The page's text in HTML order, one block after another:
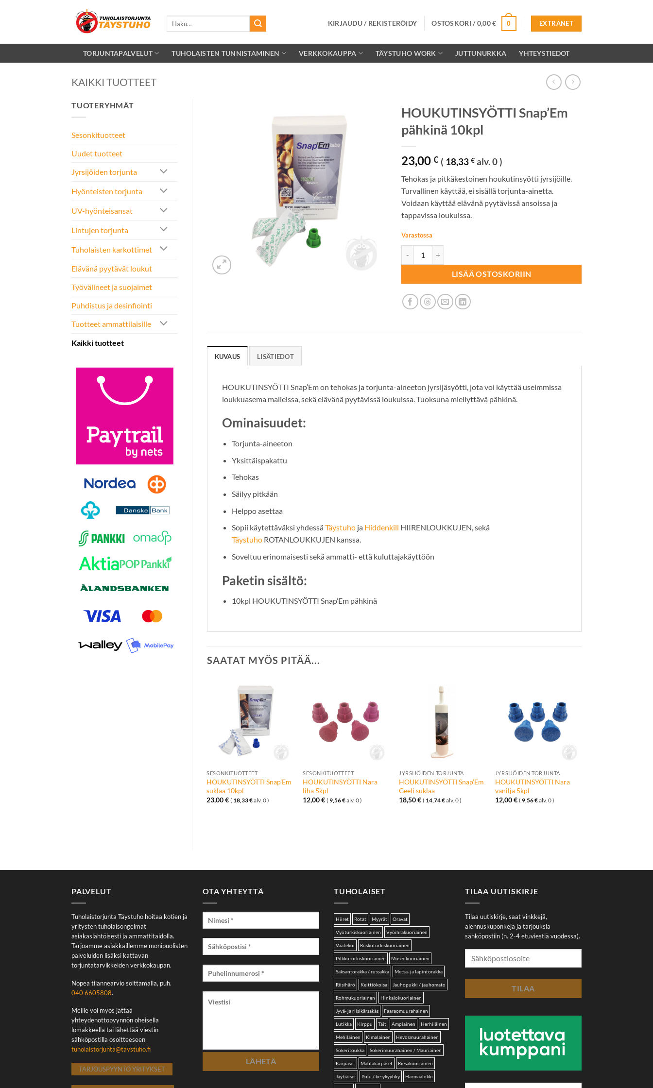
KIRJAUDU / REKISTERÖIDY OSTOSKORI /0,00€ 0 EXTRANET
TORJUNTAPALVELUT TUHOLAISTEN TUNNISTAMINEN VERKKOKAUPPA TÄYSTUHO WORK JUTTUNURKKA YHTEYSTIEDOT
KAIKKI TUOTTEET
TUOTERYHMÄT
Sesonkituotteet
Uudet tuotteet
Jyrsijöiden torjunta
Hyönteisten torjunta
UV-hyönteisansat
Lintujen torjunta
Tuholaisten karkottimet
Elävänä pyytävät loukut
Työvälineet ja suojaimet
Puhdistus ja desinfiointi
Tuotteet ammattilaisille
Kaikki tuotteet
HOUKUTINSYÖTTI Snap’Em
pähkinä 10kpl
23,00€ ( 18,33€ alv. 0 )
Tehokas ja pitkäkestoinen houkutinsyötti jyrsijöille.
Turvallinen käyttää, ei sisällä torjunta-ainetta.
Voidaan käyttää elävänä pyytävissä ansoissa ja
tappavissa loukuissa.
Varastossa
LISÄÄ OSTOSKORIIN
KUVAUS LISÄTIEDOT
HOUKUTINSYÖTTI Snap’Em on tehokas ja torjunta-aineeton jyrsijäsyötti, jota voi käyttää useimmissa
loukkuasema malleissa, sekä elävänä pyytävissä loukuissa. Tuoksuna miellyttävä pähkinä.
Ominaisuudet:
Torjunta-aineeton
Yksittäispakattu
Tehokas
Säilyy pitkään
Helppo asettaa
Sopii käytettäväksi yhdessäTäystuho ja Hiddenkill HIIRENLOUKKUJEN, sekä
Täystuho ROTANLOUKKUJEN kanssa.
Soveltuu erinomaisesti sekä ammatti- että kuluttajakäyttöön
Paketin sisältö:
10kpl HOUKUTINSYÖTTI Snap’Em pähkinä
SAATAT MYÖS PITÄÄ...
Lisää
toivelistalle
SESONKITUOTTEET
HOUKUTINSYÖTTI Snap’Em
suklaa 10kpl
23,00€ ( 18,33€alv. 0 )
Lisää
toivelistalle
SESONKITUOTTEET
HOUKUTINSYÖTTI Nara
liha 5kpl
12,00€ (9,56€alv. 0 )
JYRSIJÖIDEN TORJUNTA
HOUKUTINSYÖTTI Snap’Em
Geeli suklaa
18,50€ ( 14,74€alv. 0 )
Lisää
toivelistalle
JYRSIJÖIDEN TORJUNTA
HOUKUTINSYÖTTI Nara
vanilja 5kpl
12,00€ ( 9,56€alv. 0 )
PALVELUT
Tuholaistorjunta Täystuho hoitaa kotien ja
yritysten tuholaisongelmat
asiakaslähtöisesti ja ammattitaidolla.
Tarjoamme asiakkaillemme monipuolisten
palveluiden lisäksi kattavan
torjuntatarvikkeiden verkkokaupan.
Nopea tilannearvio soittamalla, puh.
040 6605808.
Meille voi myös jättää
yhteydenottopyynnön oheisella
lomakkeella tai lähettää viestin
sähköpostilla osoitteeseen
tuholaistorjunta@taystuho.fi
TARJOUSPYYNTÖ YRITYKSET
OTA YHTEYTTÄ TUHOLAISET
Hiiret Rotat Myyrät Oravat
Vyöturkiskuoriainen Vyöihrakuoriainen
Vaatekoi Ruskoturkiskuoriainen
Pilkkuturkiskuoriainen Museokuoriainen
Saksantorakka / russakka Metsa- ja lapintorakka
Riisihärö Keittiökoisa Jauhopukki / jauhomato
Rohmukuoriainen Hinkalokuoriainen
Jyvä- ja riisikärsäkäs Faaraomuurahainen
Lutikka Kirppu Täit Ampiainen Herhiläinen
Mehiläinen Kimalainen Hevosmuurahainen
Sokeritoukka Sokerimuurahainen / Mauriainen
Kärpäset Mahlakärpäset Riesakuoriainen
Jäytiäiset Pulu / kesykyyhky Harmaalokki
TILAA UUTISKIRJE
Tilaa uutiskirje, saat vinkkejä,
alennuskuponkeja ja tarjouksia
sähköpostiin (n. 2-4 etuviestiä vuodessa).